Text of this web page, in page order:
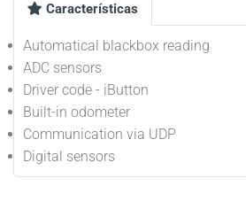
Características
Automatical blackbox reading
ADC sensors
Driver code - iButton
Built-in odometer
Communication via UDP
Digital sensors